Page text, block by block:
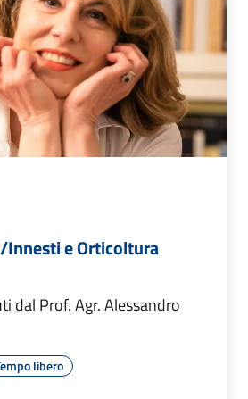
Innesti e Orticoltura
dal Prof. Agr. Alessandro
libero